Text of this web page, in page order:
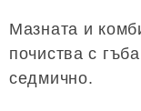
Мазната и
почиства с
седмично.